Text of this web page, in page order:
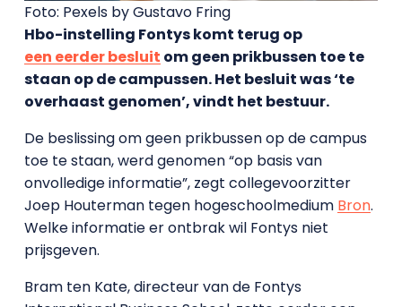
Foto: Pexels by Gustavo Fring
Hbo-instelling Fontys komt terug op
een eerder besluit om geen prikbussen toe te
staan op de campussen. Het besluit was ‘te
overhaast genomen’, vindt het bestuur.
De beslissing om geen prikbussen op de campus
toe te staan, werd genomen “op basis van
onvolledige informatie”, zegt collegevoorzitter
Joep Houterman tegen hogeschoolmedium Bron.
Welke informatie er ontbrak wil Fontys niet
prijsgeven.
Bram ten Kate, directeur van de Fontys